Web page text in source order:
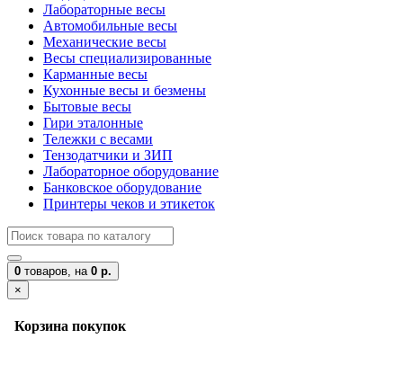
Лабораторные весы
Автомобильные весы
Механические весы
Весы специализированные
Карманные весы
Кухонные весы и безмены
Бытовые весы
Гири эталонные
Тележки с весами
Тензодатчики и ЗИП
Лабораторное оборудование
Банковское оборудование
Принтеры чеков и этикеток
0 товаров, на 0 р.
×
Корзина покупок